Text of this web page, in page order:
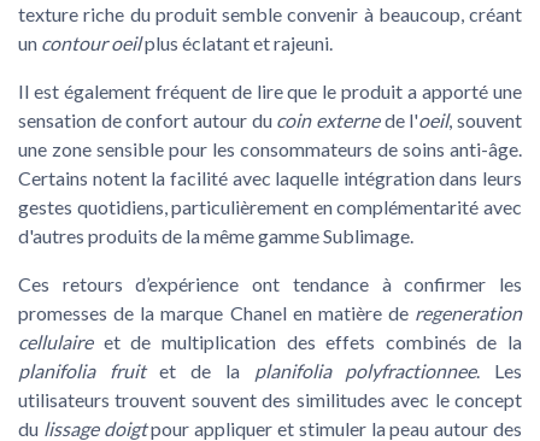
texture riche du produit semble convenir à beaucoup, créant
un contour oeilplus éclatant et rajeuni.
Il est également fréquent de lire que le produit a apporté une
sensation de confort autour du coin externede l'oeil, souvent
une zone sensible pour les consommateurs de soins anti-âge.
Certains notent la facilité avec laquelle intégration dans leurs
gestes quotidiens, particulièrement en complémentarité avec
d'autres produits de la même gamme Sublimage.
Ces retours d’expérience ont tendance à confirmer les
promesses de la marque Chanel en matière de regeneration
cellulaireet de multiplication des effets combinés de la
planifolia fruitet de la planifolia polyfractionnee. Les
utilisateurs trouvent souvent des similitudes avec le concept
du lissage doigtpour appliquer et stimuler la peau autour des